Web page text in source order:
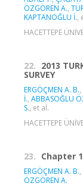
ÖZGÖREN A.,
KAPTANOĞLU İ.,
HACETTEPE
22. 2013
SURVEY
ERGÖÇMEN A. B.,
İ., ABBASOĞLU
S., et al.
HACETTEPE
23. Chapter
ERGÖÇMEN A. B.,
ÖZGÖREN A.